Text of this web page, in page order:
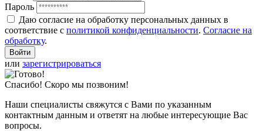
Пароль
Даю согласие на обработку персональных данных в
соответствие с политикой конфиденциальности. Согласие на
обработку.
или зарегистрироваться
Спасибо! Скоро мы позвоним!
Наши специалисты свяжутся с Вами по указанным
контактным данным и ответят на любые интересующие Вас
вопросы.